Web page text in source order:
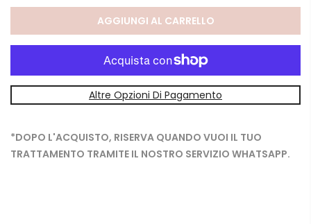
AGGIUNGI AL CARRELLO
Altre Opzioni Di Pagamento
*DOPO L'ACQUISTO, RISERVA QUANDO VUOI IL TUO
TRATTAMENTO TRAMITE IL NOSTRO SERVIZIO WHATSAPP.